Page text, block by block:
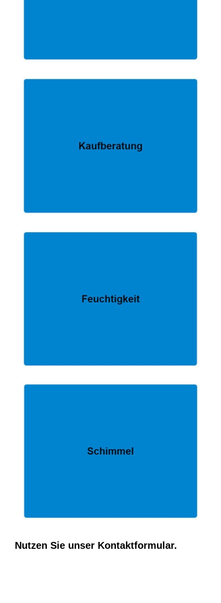
Nutzen Sie unser Kontaktformular.